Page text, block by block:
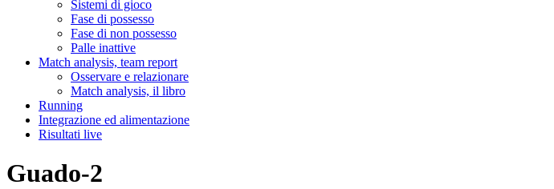
Sistemi di gioco
Fase di possesso
Fase di non possesso
Palle inattive
Match analysis, team report
Osservare e relazionare
Match analysis, il libro
Running
Integrazione ed alimentazione
Risultati live
Guado-2